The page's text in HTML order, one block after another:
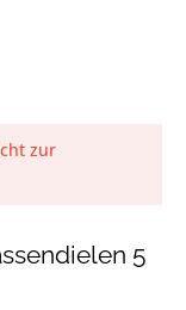
zur
5